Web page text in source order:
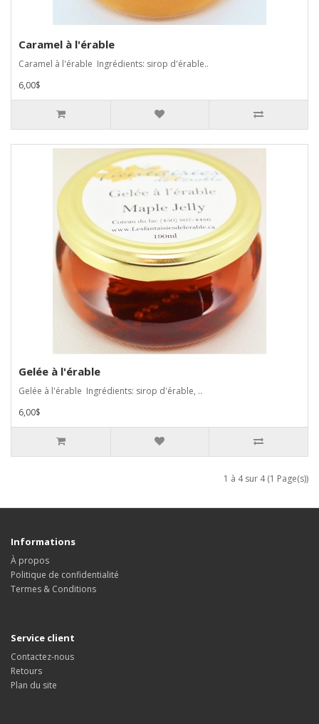
Caramel à l'érable
Caramel à l'érable Ingrédients: sirop d'érable..
6,00$
Gelée à l'érable
Gelée à l'érable Ingrédients: sirop d'érable, ..
6,00$
1 à 4 sur 4 (1 Page(s))
Informations
À propos
Politique de confidentialité
Termes & Conditions
Service client
Contactez-nous
Retours
Plan du site